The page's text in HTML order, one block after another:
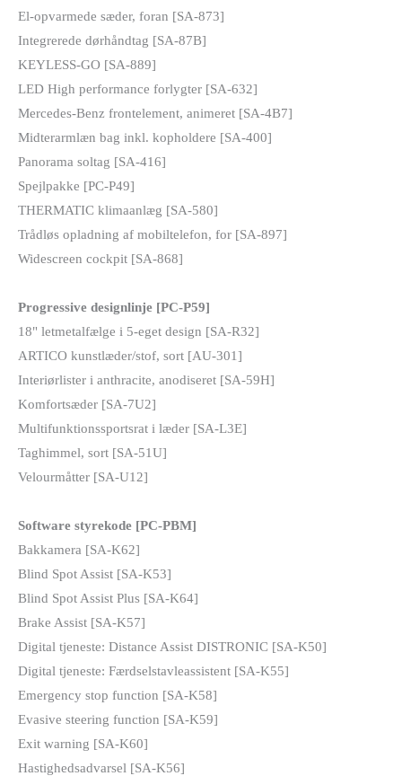
El-opvarmede sæder, foran [SA-873]
Integrerede dørhåndtag [SA-87B]
KEYLESS-GO [SA-889]
LED High performance forlygter [SA-632]
Mercedes-Benz frontelement, animeret [SA-4B7]
Midterarmlæn bag inkl. kopholdere [SA-400]
Panorama soltag [SA-416]
Spejlpakke [PC-P49]
THERMATIC klimaanlæg [SA-580]
Trådløs opladning af mobiltelefon, for [SA-897]
Widescreen cockpit [SA-868]
Progressive designlinje [PC-P59]
18" letmetalfælge i 5-eget design [SA-R32]
ARTICO kunstlæder/stof, sort [AU-301]
Interiørlister i anthracite, anodiseret [SA-59H]
Komfortsæder [SA-7U2]
Multifunktionssportsrat i læder [SA-L3E]
Taghimmel, sort [SA-51U]
Velourmåtter [SA-U12]
Software styrekode [PC-PBM]
Bakkamera [SA-K62]
Blind Spot Assist [SA-K53]
Blind Spot Assist Plus [SA-K64]
Brake Assist [SA-K57]
Digital tjeneste: Distance Assist DISTRONIC [SA-K50]
Digital tjeneste: Færdselstavleassistent [SA-K55]
Emergency stop function [SA-K58]
Evasive steering function [SA-K59]
Exit warning [SA-K60]
Hastighedsadvarsel [SA-K56]